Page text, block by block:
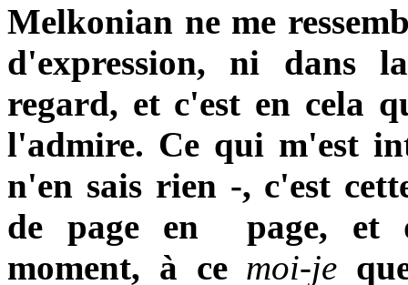
Melkonian ne me
d'expression, ni dans
regard, et c'est en cela
l'admire. Ce qui m'est
n'en sais rien -, c'est
de page en page, et
moment, à ce moi-je